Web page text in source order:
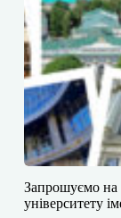
​​Запрошуємо на
університету